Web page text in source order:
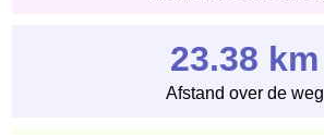
23.38 km
Afstand over de weg